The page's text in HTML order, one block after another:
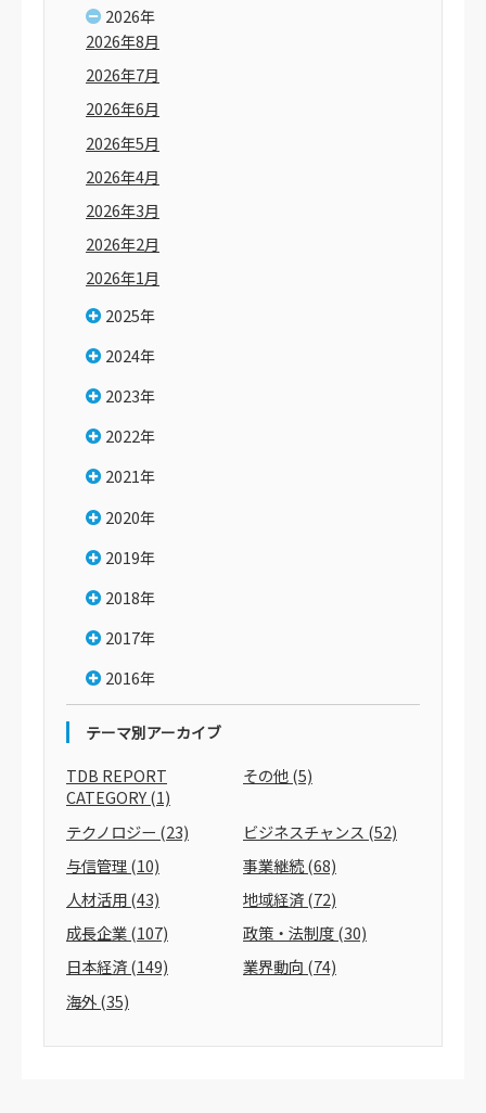
2026年
2026年8月
2026年7月
2026年6月
2026年5月
2026年4月
2026年3月
2026年2月
2026年1月
2025年
2024年
2023年
2022年
2021年
2020年
2019年
2018年
2017年
2016年
テーマ別アーカイブ
TDB REPORT
CATEGORY(1)
その他(5)
テクノロジー (23) ビジネスチャンス (52)
与信管理(10) 事業継続(68)
人材活用(43) 地域経済(72)
成長企業(107) 政策・法制度(30)
日本経済(149) 業界動向 (74)
海外(35)